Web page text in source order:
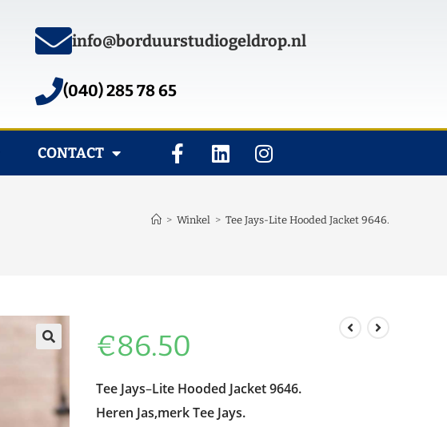
info@borduurstudiogeldrop.nl
(040) 285 78 65
CONTACT
> Winkel > Tee Jays-Lite Hooded Jacket 9646.
€86.50
Tee Jays–Lite Hooded Jacket 9646.
Heren Jas,merk Tee Jays.